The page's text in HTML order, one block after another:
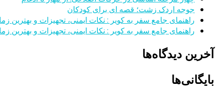
جوجه اردک زشت؛ قصه ای برای کودکان
راهنمای جامع سفر به کویر : نکات ایمنی، تجهیزات و بهترین
راهنمای جامع سفر به کویر : نکات ایمنی، تجهیزات و بهترین
آخرین دیدگاه‌ها
بایگانی‌ها